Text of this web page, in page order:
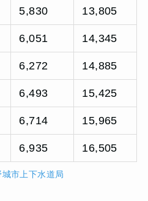
5,830 13,805
6,051 14,345
6,272 14,885
6,493 15,425
6,714 15,965
6,935 16,505
城市上下水道局